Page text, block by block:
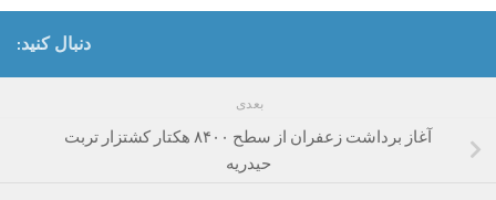
دنبال کنید:
بعدی
آغاز برداشت زعفران از سطح ۸۴۰۰ هکتار کشتزار تربت
حیدریه